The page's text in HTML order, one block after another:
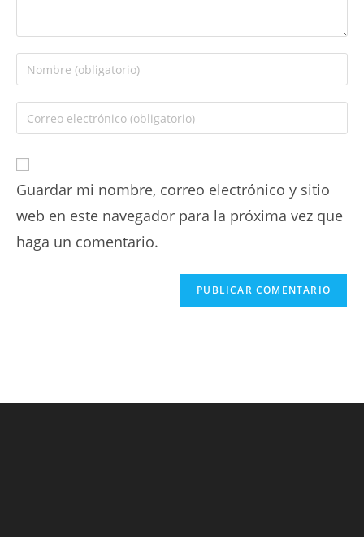
Guardar mi nombre, correo electrónico y sitio
web en este navegador para la próxima vez que
haga un comentario.